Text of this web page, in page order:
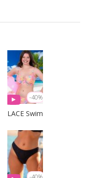
-40%
LACE Swim